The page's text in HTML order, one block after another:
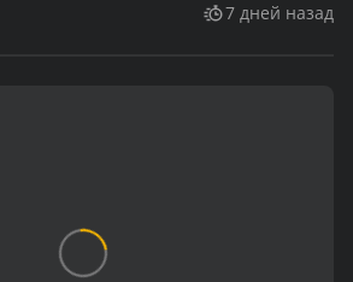
7 дней назад